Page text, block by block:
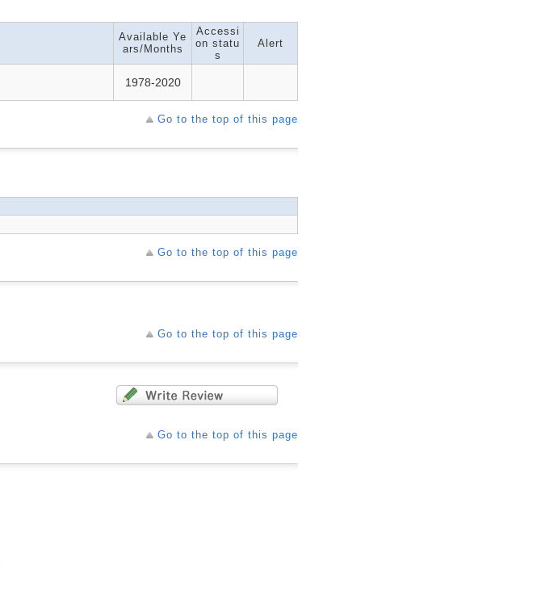
Available Ye
ars/Months
Accessi
on statu
s
Alert
1978-2020
Go to the top of this page
Go to the top of this page
Go to the top of this page
Go to the top of this page